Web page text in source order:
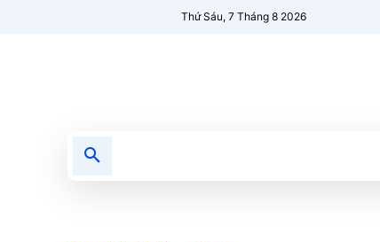
Thứ Sáu, 7 Tháng 8 2026